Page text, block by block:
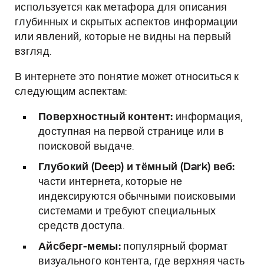
используется как метафора для описания
глубинных и скрытых аспектов информации
или явлений, которые не видны на первый
взгляд.
В интернете это понятие может относиться к
следующим аспектам:
Поверхностный контент: информация,
доступная на первой странице или в
поисковой выдаче.
Глубокий (Deep) и тёмный (Dark) веб:
части интернета, которые не
индексируются обычными поисковыми
системами и требуют специальных
средств доступа.
Айсберг-мемы:популярный формат
визуального контента, где верхняя часть